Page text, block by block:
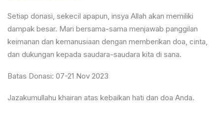
Setiap donasi, sekecil apapun, insya Allah akan memiliki
dampak besar. Mari bersama-sama menjawab panggilan
keimanan dan kemanusiaan dengan memberikan doa, cinta,
dan dukungan kepada saudara-saudara kita di sana.
Batas Donasi: 07-21 Nov 2023
Jazakumullahu khairan atas kebaikan hati dan doa Anda.